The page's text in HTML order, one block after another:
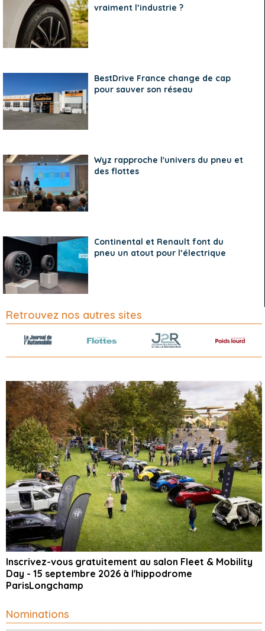
vraiment l’industrie ?
BestDrive France change de cap
pour sauver son réseau
Wyz rapproche l'univers du pneu et
des flottes
Continental et Renault font du
pneu un atout pour l’électrique
Retrouvez nos autres sites
Inscrivez-vous gratuitement au salon Fleet & Mobility
Day - 15 septembre 2026 à l'hippodrome
ParisLongchamp
Nominations